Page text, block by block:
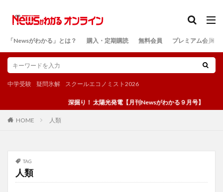
「Newsがわかる」とは？ 購入・定期購読 無料会員 プレミアム会員
中学受験 疑問氷解 スクールエコノミスト2026
深掘り！ 太陽光発電【月刊Newsがわかる９月号】
HOME 人類
TAG
人類
検索